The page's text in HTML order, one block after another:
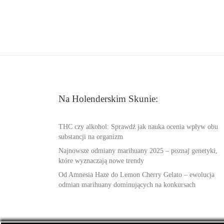
Na Holenderskim Skunie:
THC czy alkohol: Sprawdź jak nauka ocenia wpływ obu
substancji na organizm
Najnowsze odmiany marihuany 2025 – poznaj genetyki,
które wyznaczają nowe trendy
Od Amnesia Haze do Lemon Cherry Gelato – ewolucja
odmian marihuany dominujących na konkursach